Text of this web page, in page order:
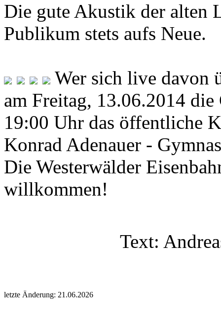
Die gute Akustik der alten
Publikum stets aufs Neue.
Wer sich live davon
am Freitag, 13.06.2014
19:00 Uhr das öffentliche
Konrad Adenauer -
Die Westerwälder
willkommen!
Text:
letzte Änderung: 21.06.2026